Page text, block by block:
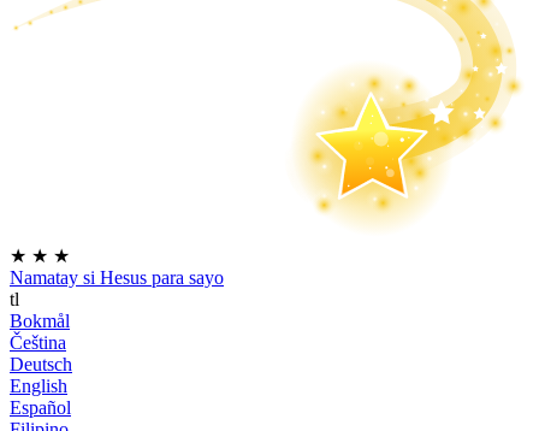
★ ★ ★
Namatay si Hesus para sayo
tl
Bokmål
Čeština
Deutsch
English
Español